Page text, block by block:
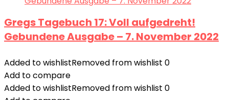
Gregs Tagebuch 17: Voll aufgedreht!
Gebundene Ausgabe – 7. November 2022
Added to wishlistRemoved from wishlist 0
Add to compare
Added to wishlistRemoved from wishlist 0